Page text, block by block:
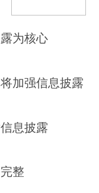
为核心
加强信息披露
息披露
整